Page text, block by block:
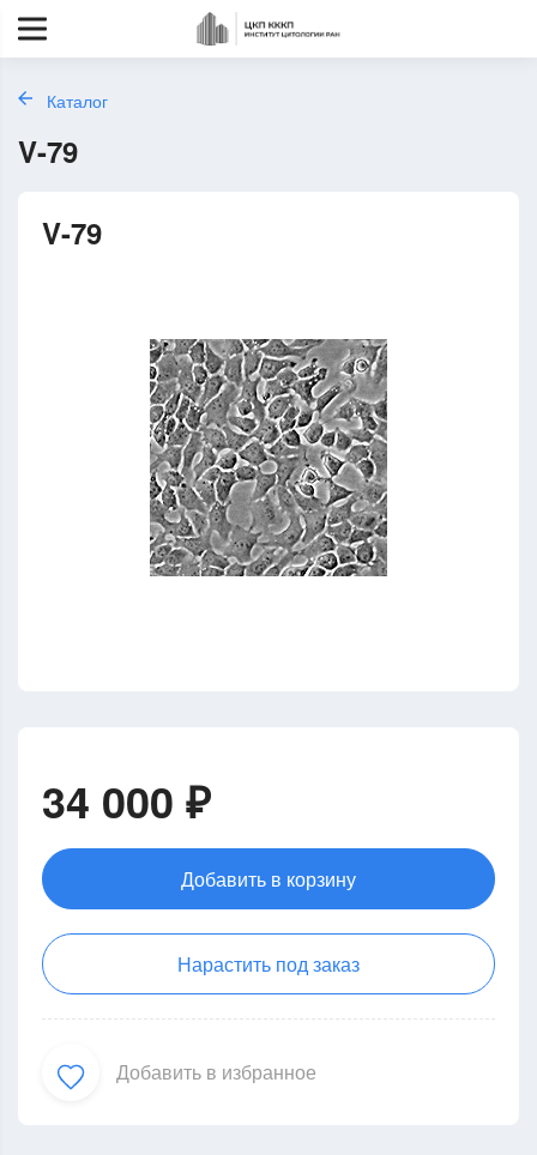
Каталог
V-79
V-79
34 000 ₽
Добавить в корзину
Нарастить под заказ
Добавить в избранное